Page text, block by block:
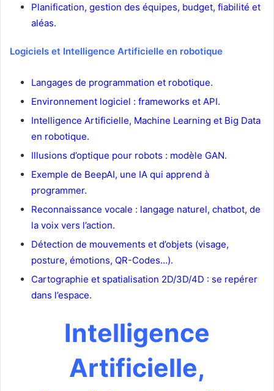
Planification, gestion des équipes, budget, fiabilité et
aléas.
Logiciels et Intelligence Artificielle en robotique
Langages de programmation et robotique.
Environnement logiciel : frameworks et API.
Intelligence Artificielle, Machine Learning et Big Data
en robotique.
Illusions d’optique pour robots : modèle GAN.
Exemple de BeepAI, une IA qui apprend à
programmer.
Reconnaissance vocale : langage naturel, chatbot, de
la voix vers l’action.
Détection de mouvements et d’objets (visage,
posture, émotions, QR-Codes…).
Cartographie et spatialisation 2D/3D/4D : se repérer
dans l’espace.
Intelligence
Artificielle,